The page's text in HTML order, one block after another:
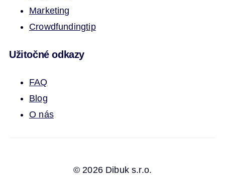
Marketing
Crowdfundingtip
Užitočné odkazy
FAQ
Blog
O nás
© 2026 Dibuk s.r.o.